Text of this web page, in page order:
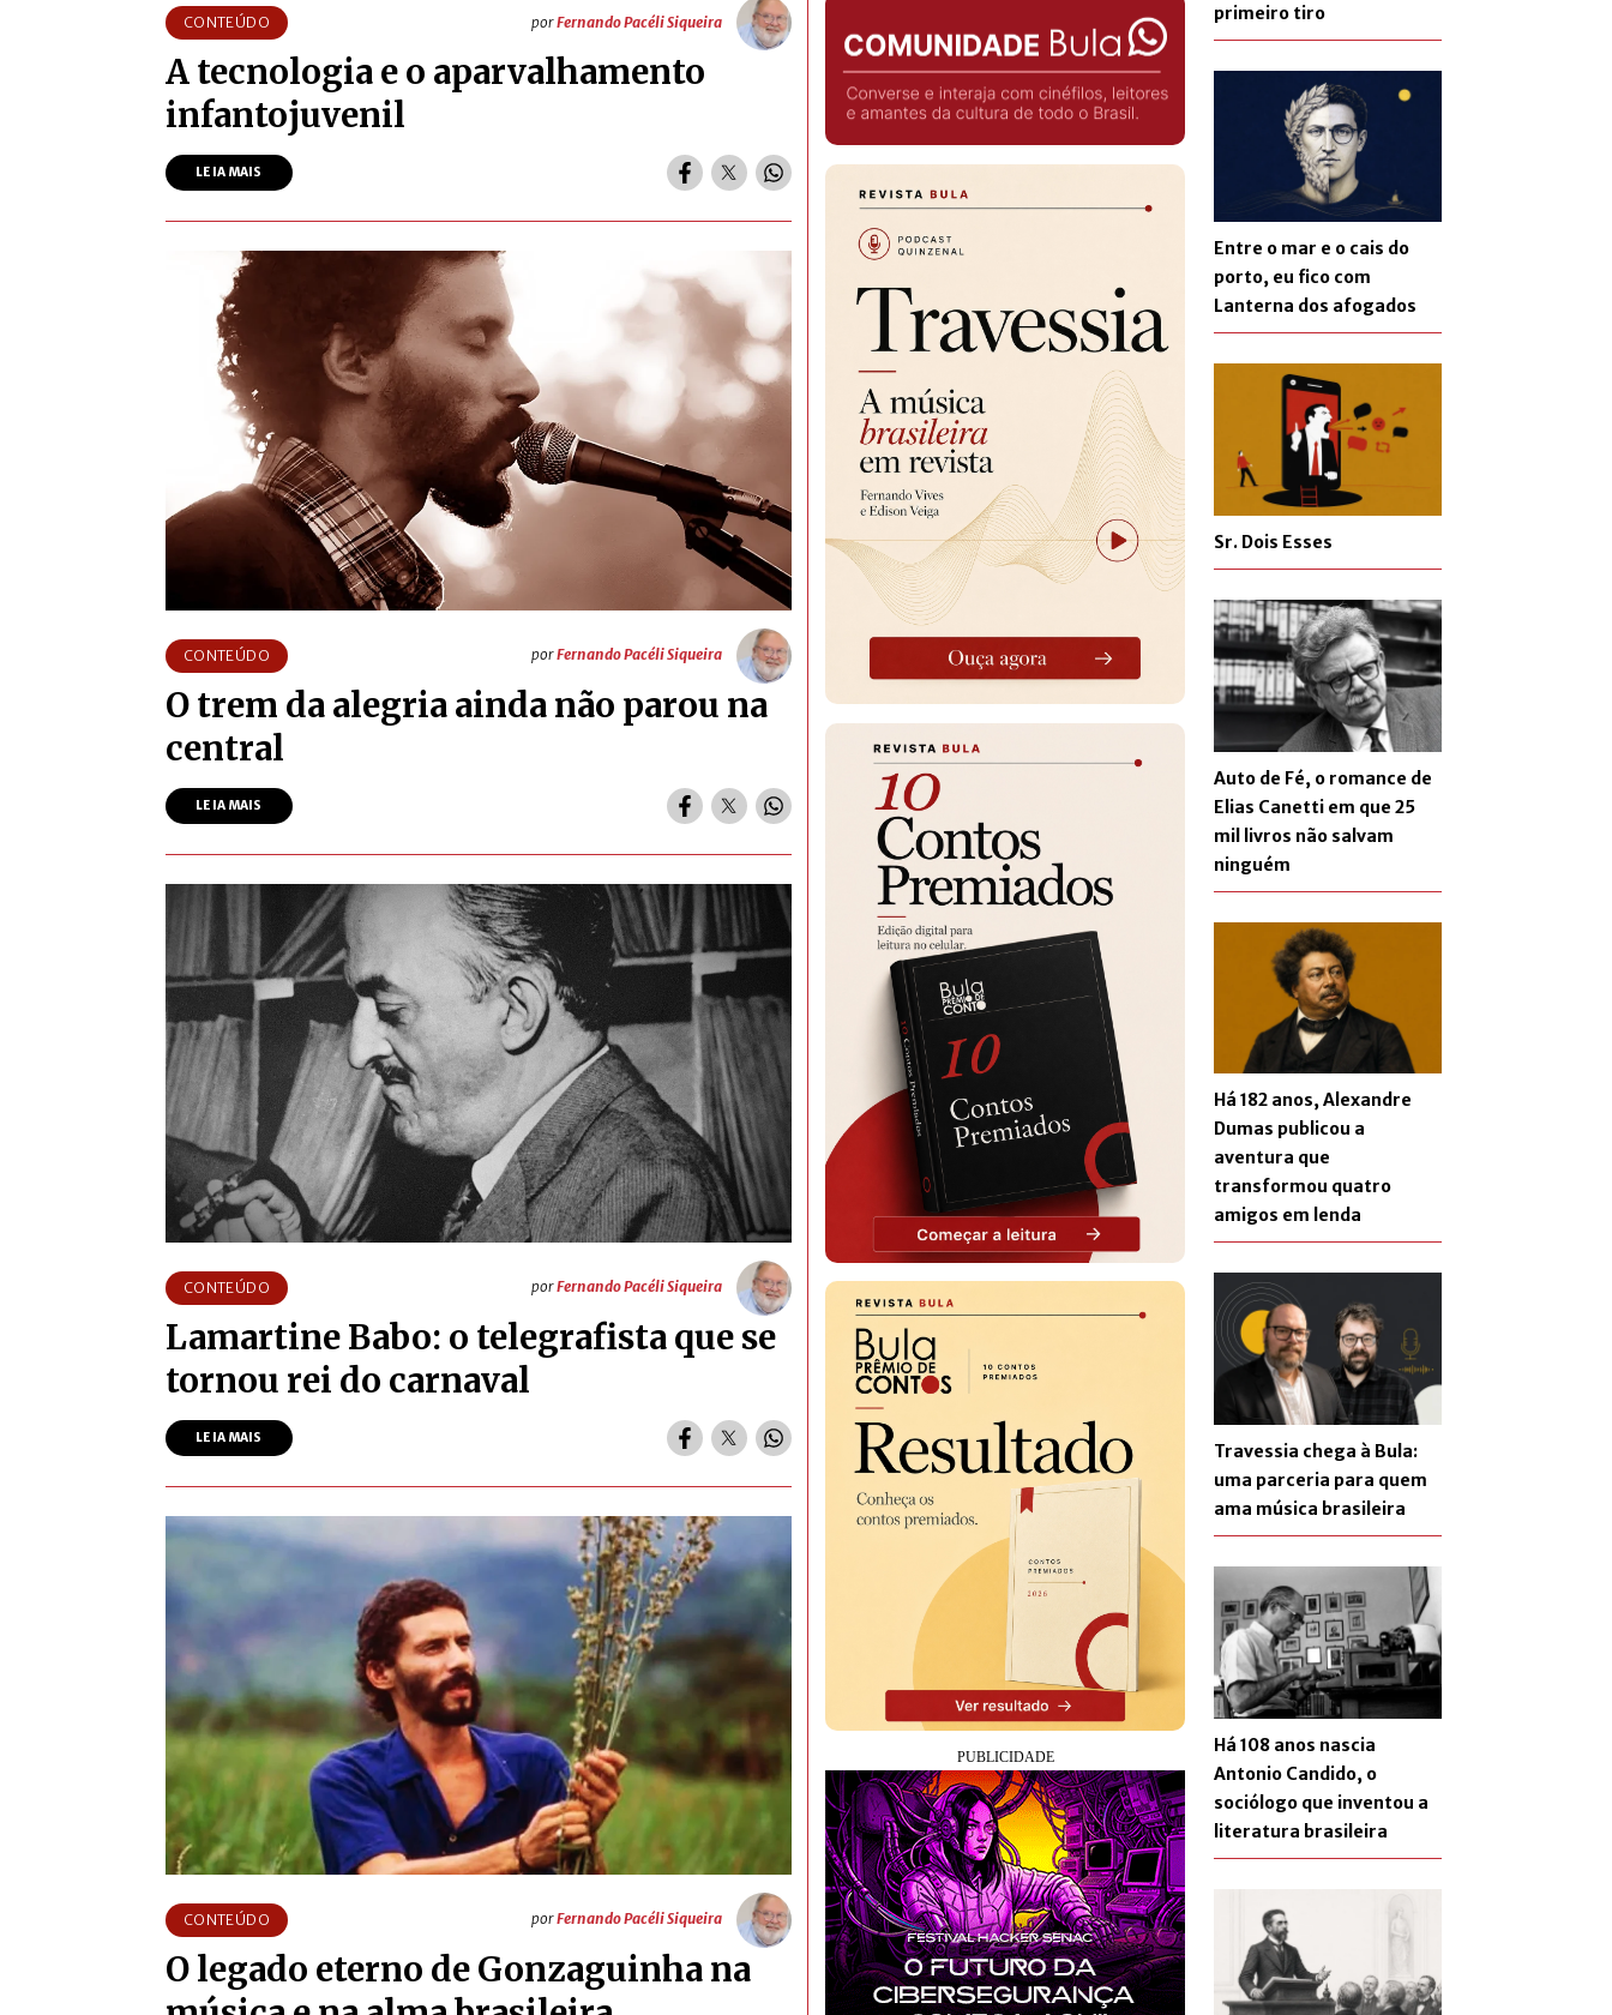
CONTEÚDO porFernando Pacéli Siqueira
A tecnologia e o aparvalhamento
infantojuvenil
LEIA MAIS
CONTEÚDO porFernando Pacéli Siqueira
O trem da alegria ainda não parou na
central
LEIA MAIS
CONTEÚDO porFernando Pacéli Siqueira
Lamartine Babo: o telegrafista que se
tornou rei do carnaval
LEIA MAIS
CONTEÚDO porFernando Pacéli Siqueira
O legado eterno de Gonzaguinha na
primeiro tiro
Entre o mar e o cais do
porto, eu fico com
Lanterna dos afogados
Sr. Dois Esses
Auto de Fé, o romance de
Elias Canetti em que 25
mil livros não salvam
ninguém
Há 182 anos, Alexandre
Dumas publicou a
aventura que
transformou quatro
amigos em lenda
Travessia chega à Bula:
uma parceria para quem
ama música brasileira
Há 108 anos nascia
Antonio Candido, o
sociólogo que inventou a
literatura brasileira